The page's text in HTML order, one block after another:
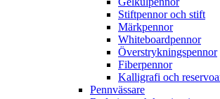
Stiftpennor och stift
Märkpennor
Whiteboardpennor
Överstrykningspennor
Fiberpennor
Kalligrafi och
Pennvässare